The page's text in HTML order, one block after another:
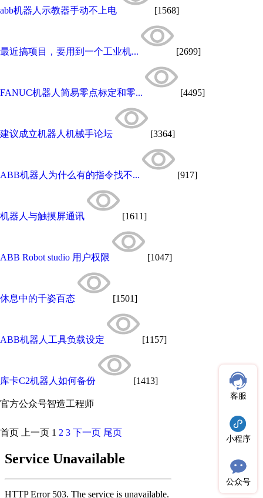
abb机器人示教器手动不上电 [1568]
最近搞项目，要用到一个工业机... [2699]
FANUC机器人简易零点标定和零... [4495]
建议成立机器人机械手论坛 [3364]
ABB机器人为什么有的指令找不... [917]
机器人与触摸屏通讯 [1611]
ABB Robot studio 用户权限 [1047]
休息中的千姿百态 [1501]
ABB机器人工具负载设定 [1157]
库卡C2机器人如何备份 [1413]
官方公众号智造工程师
客服
小程序
公众号
首页 上一页 1 2 3 下一页 尾页